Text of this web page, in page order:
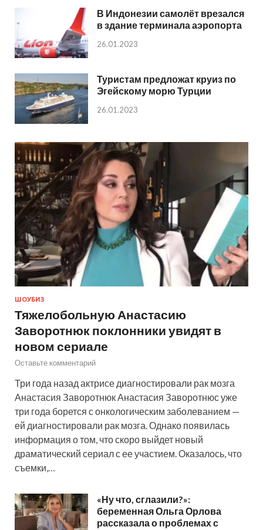
В Индонезии самолёт врезался
в здание терминала аэропорта
26.01.2023
Туристам предложат круиз по
Эгейскому морю Турции
26.01.2023
ШОУБИЗ
Тяжелобольную Анастасию
Заворотнюк поклонники увидят в
новом сериале
Оставьте комментарий
Три года назад актрисе диагностировали рак мозга
Анастасия Заворотнюк Анастасия Заворотнюс уже
три года борется с онкологическим заболеванием —
ей диагностировали рак мозга. Однако появилась
информация о том, что скоро выйдет новый
драматический сериал с ее участием. Оказалось, что
съемки,…
«Ну что, сглазили?»:
беременная Ольга Орлова
рассказала о проблемах с